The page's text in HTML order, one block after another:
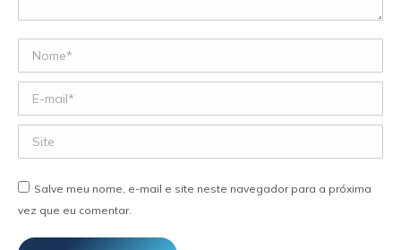
Nome *
E-mail *
Site
Salve meu nome, e-mail e site neste navegador para a próxima
vez que eu comentar.